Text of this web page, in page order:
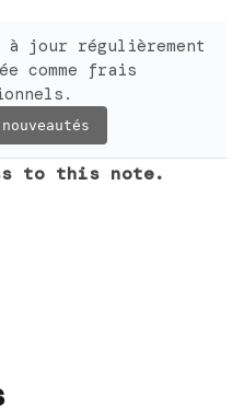
à jour régulièrement
comme frais
to this note.